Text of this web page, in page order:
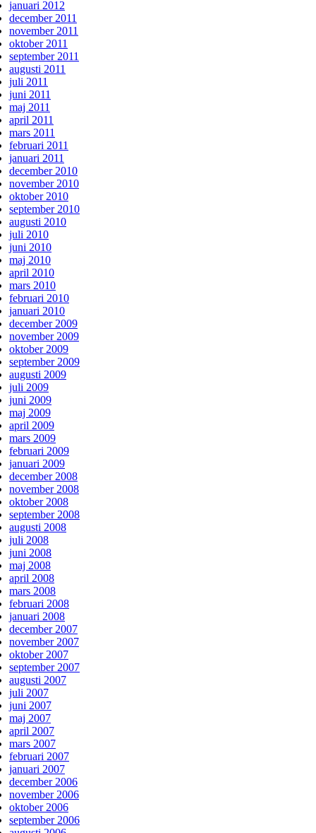
januari 2012
december 2011
november 2011
oktober 2011
september 2011
augusti 2011
juli 2011
juni 2011
maj 2011
april 2011
mars 2011
februari 2011
januari 2011
december 2010
november 2010
oktober 2010
september 2010
augusti 2010
juli 2010
juni 2010
maj 2010
april 2010
mars 2010
februari 2010
januari 2010
december 2009
november 2009
oktober 2009
september 2009
augusti 2009
juli 2009
juni 2009
maj 2009
april 2009
mars 2009
februari 2009
januari 2009
december 2008
november 2008
oktober 2008
september 2008
augusti 2008
juli 2008
juni 2008
maj 2008
april 2008
mars 2008
februari 2008
januari 2008
december 2007
november 2007
oktober 2007
september 2007
augusti 2007
juli 2007
juni 2007
maj 2007
april 2007
mars 2007
februari 2007
januari 2007
december 2006
november 2006
oktober 2006
september 2006